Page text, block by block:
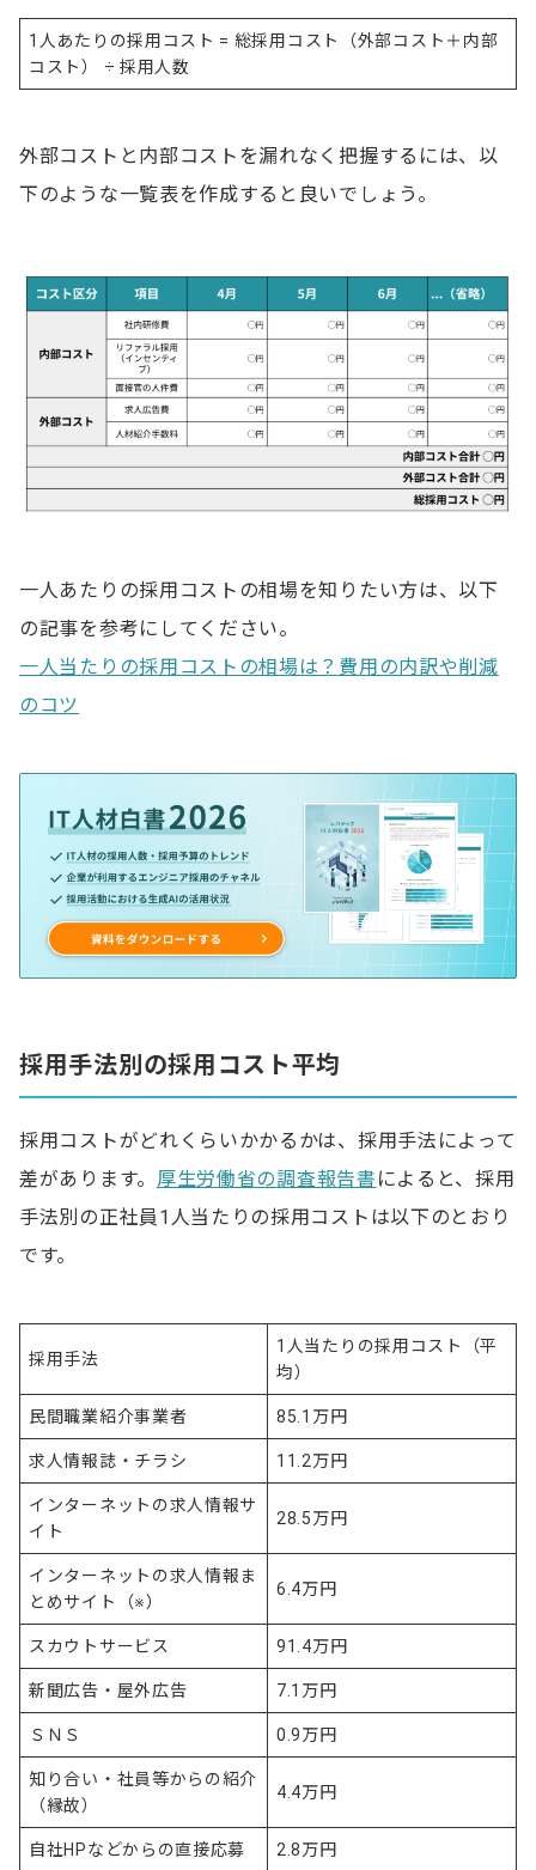
1人あたりの採用コスト = 総採用コスト（外部コスト＋内部
コスト） ÷ 採用人数
外部コストと内部コストを漏れなく把握するには、以
下のような一覧表を作成すると良いでしょう。
一人あたりの採用コストの相場を知りたい方は、以下
の記事を参考にしてください。
一人当たりの採用コストの相場は？費用の内訳や削減
のコツ
採用手法別の採用コスト平均
採用コストがどれくらいかかるかは、採用手法によって
差があります。 厚生労働省の調査報告書 によると、採用
手法別の正社員1人当たりの採用コストは以下のとおり
です。
採用手法
1人当たりの採用コスト（平
均）
民間職業紹介事業者 85.1万円
求人情報誌・チラシ 11.2万円
インターネットの求人情報サ
イト
28.5万円
インターネットの求人情報ま
とめサイト（※）
6.4万円
スカウトサービス 91.4万円
新聞広告・屋外広告 7.1万円
ＳＮＳ 0.9万円
知り合い・社員等からの紹介
（縁故）
4.4万円
自社HPなどからの直接応募 2.8万円